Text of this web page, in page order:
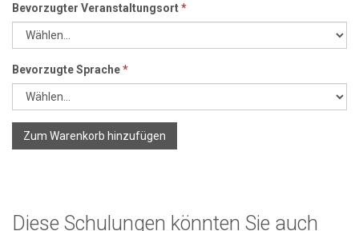
Bevorzugter Veranstaltungsort*
Bevorzugte Sprache*
Zum Warenkorb hinzufügen
Diese Schulungen könnten Sie auch